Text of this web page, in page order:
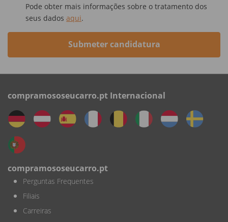
Pode obter mais informações sobre o tratamento dos
seus dadosaqui.
Submeter candidatura
compramososeucarro.pt Internacional
compramososeucarro.pt
Perguntas Frequentes
Filiais
Carreiras